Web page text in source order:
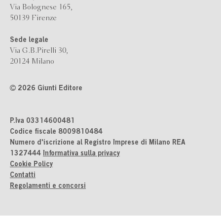
Via Bolognese 165,
50139 Firenze
Sede legale
Via G.B.Pirelli 30,
20124 Milano
2026 Giunti Editore
P.Iva 03314600481
Codice fiscale 8009810484
Numero d'iscrizione al Registro Imprese di Milano REA
1327444 Informativa sulla privacy
Cookie Policy
Contatti
Regolamenti e concorsi